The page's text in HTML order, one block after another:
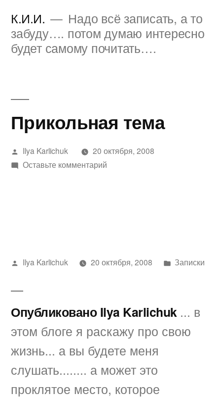
содержимому
К.И.И.
Надо всё записать, а то
забуду…. потом думаю интересно
будет самому почитать….
Прикольная тема
Написано
автором
Ilya Karlichuk
20 октября, 2008
Оставьте комментарийк
Написано
Ilya Karlichuk 20 октября, 2008
Написано
Записки
Опубликовано Ilya Karlichuk ... в
этом блоге я раскажу про свою
жизнь... а вы будете меня
слушать........ а может это
проклятое место, которое